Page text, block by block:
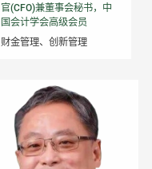
官(CFO)兼董事会秘书，中
国会计学会高级会员
财金管理、创新管理